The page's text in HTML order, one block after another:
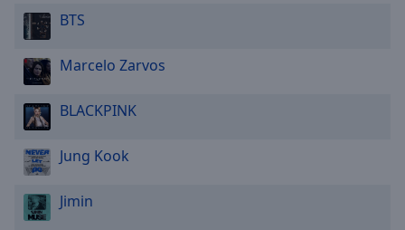
BTS
Marcelo Zarvos
BLACKPINK
Jung Kook
Jimin